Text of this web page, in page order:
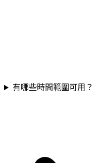
有哪些時間範圍可用？